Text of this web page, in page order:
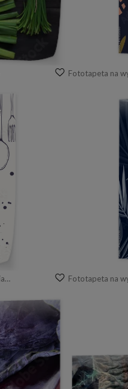
Fototapeta na wymiar Bezszwowe tło z naczynia do jedzenia. Wzór menu.